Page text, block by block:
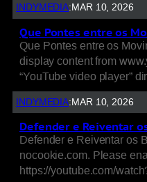
INDYMEDIA: MAR 10, 2026
Que Pontes entre os
Que Pontes entre os
display content from
“YouTube video player”
INDYMEDIA: MAR 10, 2026
Defender e Reiventar
Defender e Reiventar os
nocookie.com. Please
https://youtube.com/